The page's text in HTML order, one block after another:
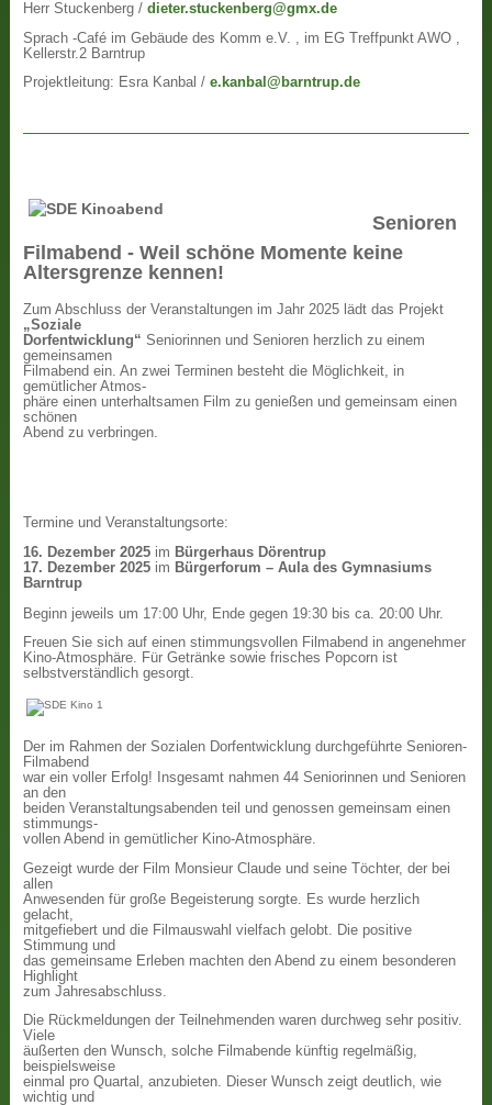
Herr Stuckenberg /dieter.stuckenberg@gmx.de
Sprach -Café im Gebäude des Komm e.V. , im EG Treffpunkt AWO ,
Kellerstr.2 Barntrup
Projektleitung: Esra Kanbal /e.kanbal@barntrup.de
Senioren
Filmabend - Weil schöne Momente keine
Altersgrenze kennen!
Zum Abschluss der Veranstaltungen im Jahr 2025 lädt das Projekt
„Soziale
Dorfentwicklung“ Seniorinnen und Senioren herzlich zu einem
gemeinsamen
Filmabend ein. An zwei Terminen besteht die Möglichkeit, in
gemütlicher Atmos-
phäre einen unterhaltsamen Film zu genießen und gemeinsam einen
schönen
Abend zu verbringen.
Termine und Veranstaltungsorte:
16. Dezember 2025 im Bürgerhaus Dörentrup
17. Dezember 2025 im Bürgerforum – Aula des Gymnasiums
Barntrup
Beginn jeweils um 17:00 Uhr, Ende gegen 19:30 bis ca. 20:00 Uhr.
Freuen Sie sich auf einen stimmungsvollen Filmabend in angenehmer
Kino-Atmosphäre. Für Getränke sowie frisches Popcorn ist
selbstverständlich gesorgt.
Der im Rahmen der Sozialen Dorfentwicklung durchgeführte Senioren-
Filmabend
war ein voller Erfolg! Insgesamt nahmen 44 Seniorinnen und Senioren
an den
beiden Veranstaltungsabenden teil und genossen gemeinsam einen
stimmungs-
vollen Abend in gemütlicher Kino-Atmosphäre.
Gezeigt wurde der Film Monsieur Claude und seine Töchter, der bei
allen
Anwesenden für große Begeisterung sorgte. Es wurde herzlich
gelacht,
mitgefiebert und die Filmauswahl vielfach gelobt. Die positive
Stimmung und
das gemeinsame Erleben machten den Abend zu einem besonderen
Highlight
zum Jahresabschluss.
Die Rückmeldungen der Teilnehmenden waren durchweg sehr positiv.
Viele
äußerten den Wunsch, solche Filmabende künftig regelmäßig,
beispielsweise
einmal pro Quartal, anzubieten. Dieser Wunsch zeigt deutlich, wie
wichtig und